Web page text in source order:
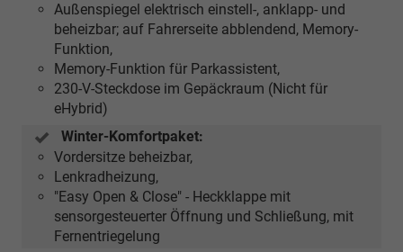
Außenspiegel elektrisch einstell-, anklapp- und
beheizbar; auf Fahrerseite abblendend, Memory-
Funktion,
Memory-Funktion für Parkassistent,
230-V-Steckdose im Gepäckraum (Nicht für
eHybrid)
Winter-Komfortpaket:
Vordersitze beheizbar,
Lenkradheizung,
"Easy Open & Close" - Heckklappe mit
sensorgesteuerter Öffnung und Schließung, mit
Fernentriegelung